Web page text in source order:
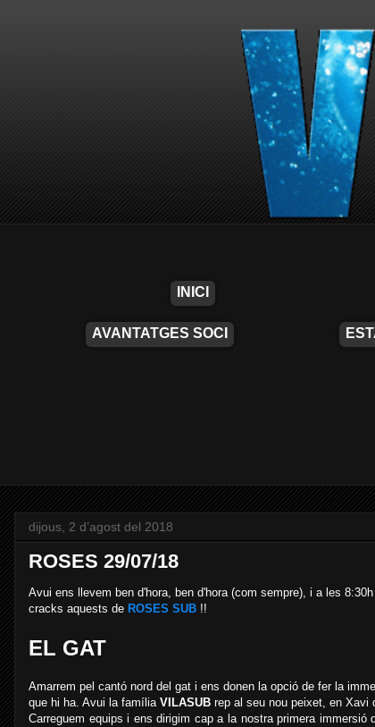
INICI
AVANTATGES SOCI
dijous, 2 d’agost del 2018
ROSES 29/07/18
Avui ens llevem ben d'hora, ben d'hora (com sempre), i a les
cracks aquests de ROSES SUB !!
EL GAT
Amarrem pel cantó nord del gat i ens donen la opció de fer la
que hi ha. Avui la família VILASUB rep al seu nou peixet, en Xavi
Carreguem equips i ens dirigim cap a la nostra primera